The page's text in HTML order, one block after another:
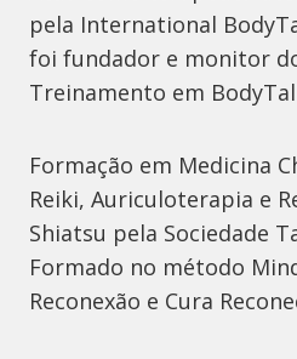
pela International
foi fundador e monitor
Treinamento em
Formação em Medicina
Reiki, Auriculoterapia e
Shiatsu pela Sociedade
Formado no método
Reconexão e Cura